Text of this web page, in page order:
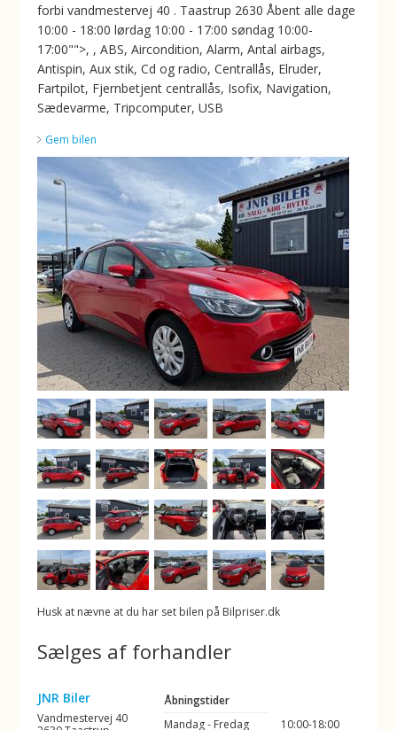
forbi vandmestervej 40 . Taastrup 2630 Åbent alle dage
10:00 - 18:00 lørdag 10:00 - 17:00 søndag 10:00-
17:00"">, , ABS, Aircondition, Alarm, Antal airbags,
Antispin, Aux stik, Cd og radio, Centrallås, Elruder,
Fartpilot, Fjernbetjent centrallås, Isofix, Navigation,
Sædevarme, Tripcomputer, USB
Gem bilen
Husk at nævne at du har set bilen på Bilpriser.dk
Sælges af forhandler
JNR Biler
Vandmestervej 40
Åbningstider
Mandag - Fredag
10:00-18:00